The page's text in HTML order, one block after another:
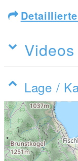
Videos
Lage /